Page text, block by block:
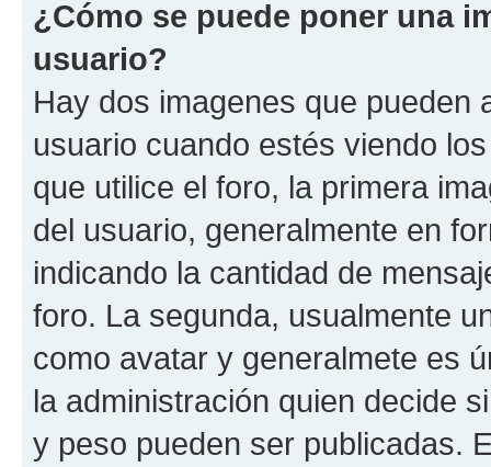
¿Cómo se puede poner una
usuario?
Hay dos imagenes que pueden
usuario cuando estés viendo
que utilice el foro, la primera
del usuario, generalmente en
indicando la cantidad de
foro. La segunda, usualmente
como avatar y generalmete es
la administración quien decide
y peso pueden ser publicadas.